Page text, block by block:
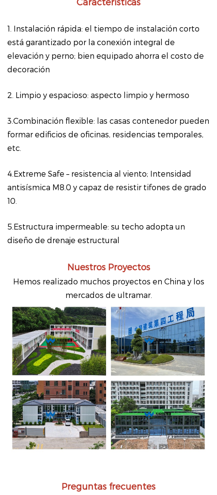
1. Instalación rápida: el tiempo de instalación corto
está garantizado por la conexión integral de
elevación y perno; bien equipado ahorra el costo de
decoración
2. Limpio y espacioso: aspecto limpio y hermoso
3.Combinación flexible: las casas contenedor pueden
formar edificios de oficinas, residencias temporales,
etc.
4.Extreme Safe – resistencia al viento; Intensidad
antisísmica M8.0 y capaz de resistir tifones de grado
10.
5.Estructura impermeable: su techo adopta un
diseño de drenaje estructural
Nuestros Proyectos
Hemos realizado muchos proyectos en China y los
mercados de ultramar.
Preguntas frecuentes